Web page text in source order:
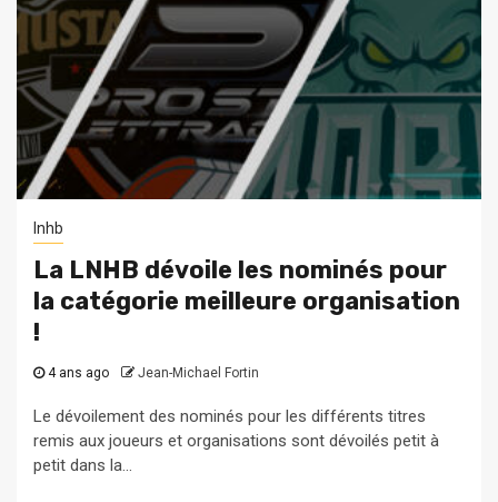
lnhb
La LNHB dévoile les nominés pour
la catégorie meilleure organisation
!
4 ans ago Jean-Michael Fortin
Le dévoilement des nominés pour les différents titres
remis aux joueurs et organisations sont dévoilés petit à
petit dans la...